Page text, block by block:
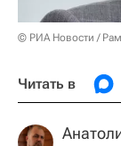
© РИА Новости /
Читать в